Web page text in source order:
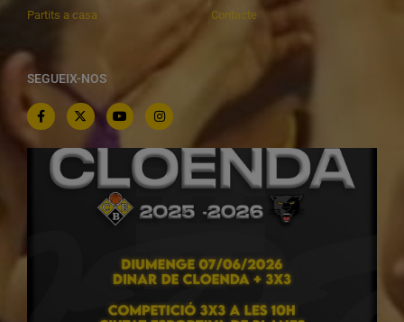
Partits a casa
Contacte
SEGUEIX-NOS